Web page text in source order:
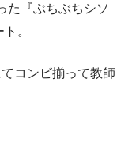
た『ぶちぶちシソ
。
コンビ揃って教師